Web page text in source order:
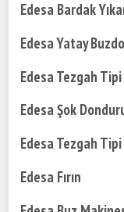
Edesa Bardak
Edesa Yatay
Edesa Tezgah
Edesa Şok
Edesa Tezgah
Edesa Fırın